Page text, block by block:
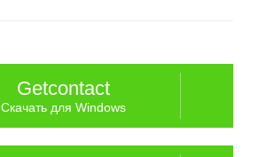
Getcontact
Скачать для Windows